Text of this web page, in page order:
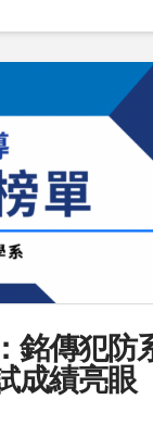
銘傳犯防
成績亮眼